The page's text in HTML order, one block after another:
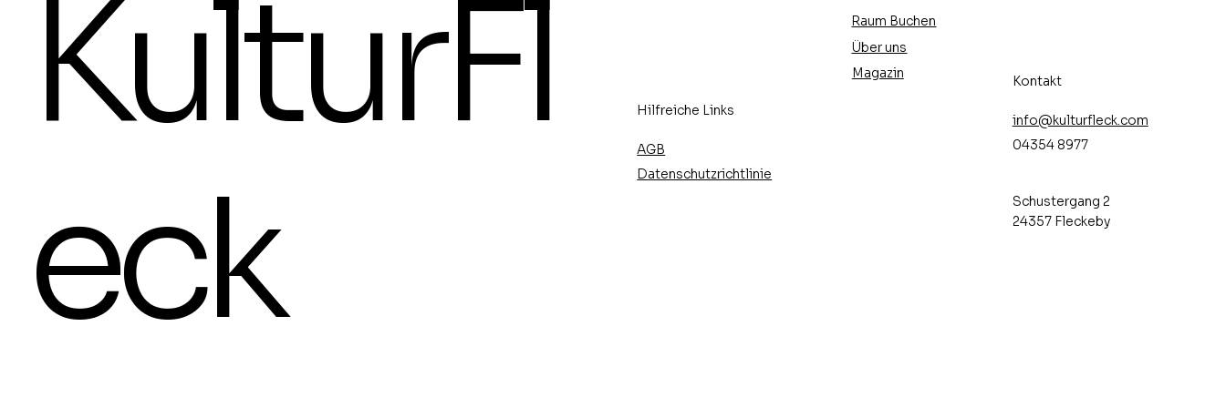
KulturFl
eck
Hilfreiche Links
AGB
Datenschutzrichtlinie
Raum Buchen
Über uns
Magazin
Kontakt
info@kulturfleck.com
04354 8977
Schustergang 2
24357 Fleckeby